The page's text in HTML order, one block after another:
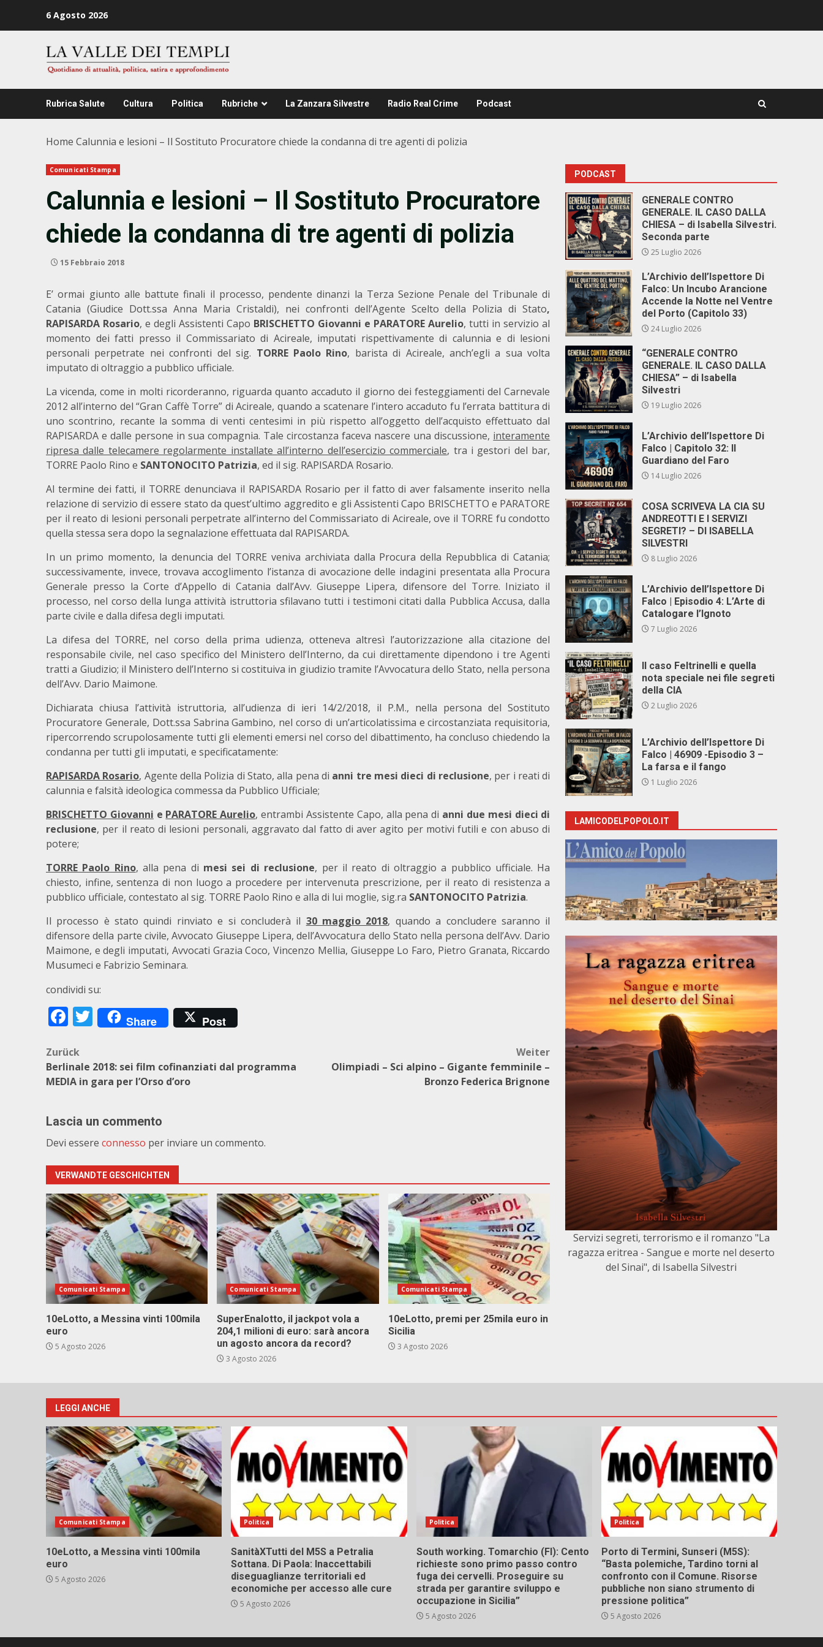
6 Agosto 2026
Rubrica Salute Cultura Politica Rubriche La Zanzara Silvestre Radio Real Crime Podcast
Home Calunnia e lesioni – Il Sostituto Procuratore chiede la condanna di tre agenti di polizia
Comunicati Stampa
Calunnia e lesioni – Il Sostituto Procuratore
chiede la condanna di tre agenti di polizia
15 Febbraio 2018
E’ ormai giunto alle battute finali il processo, pendente dinanzi la Terza Sezione Penale del Tribunale di
Catania (Giudice Dott.ssa Anna Maria Cristaldi), nei confronti dell’Agente Scelto della Polizia di Stato,
RAPISARDA Rosario, e degli Assistenti Capo BRISCHETTO Giovanni e PARATORE Aurelio, tutti in servizio al
momento dei fatti presso il Commissariato di Acireale, imputati rispettivamente di calunnia e di lesioni
personali perpetrate nei confronti del sig. TORRE Paolo Rino, barista di Acireale, anch’egli a sua volta
imputato di oltraggio a pubblico ufficiale.
La vicenda, come in molti ricorderanno, riguarda quanto accaduto il giorno dei festeggiamenti del Carnevale
2012 all’interno del “Gran Caffè Torre” di Acireale, quando a scatenare l’intero accaduto fu l’errata battitura di
uno scontrino, recante la somma di venti centesimi in più rispetto all’oggetto dell’acquisto effettuato dal
RAPISARDA e dalle persone in sua compagnia. Tale circostanza faceva nascere una discussione, interamente
ripresa dalle telecamere regolarmente installate all’interno dell’esercizio commerciale, tra i gestori del bar,
TORRE Paolo Rino e SANTONOCITO Patrizia, ed il sig. RAPISARDA Rosario.
Al termine dei fatti, il TORRE denunciava il RAPISARDA Rosario per il fatto di aver falsamente inserito nella
relazione di servizio di essere stato da quest’ultimo aggredito e gli Assistenti Capo BRISCHETTO e PARATORE
per il reato di lesioni personali perpetrate all’interno del Commissariato di Acireale, ove il TORRE fu condotto
quella stessa sera dopo la segnalazione effettuata dal RAPISARDA.
In un primo momento, la denuncia del TORRE veniva archiviata dalla Procura della Repubblica di Catania;
successivamente, invece, trovava accoglimento l’istanza di avocazione delle indagini presentata alla Procura
Generale presso la Corte d’Appello di Catania dall’Avv. Giuseppe Lipera, difensore del Torre. Iniziato il
processo, nel corso della lunga attività istruttoria sfilavano tutti i testimoni citati dalla Pubblica Accusa, dalla
parte civile e dalla difesa degli imputati.
La difesa del TORRE, nel corso della prima udienza, otteneva altresì l’autorizzazione alla citazione del
responsabile civile, nel caso specifico del Ministero dell’Interno, da cui direttamente dipendono i tre Agenti
tratti a Giudizio; il Ministero dell’Interno si costituiva in giudizio tramite l’Avvocatura dello Stato, nella persona
dell’Avv. Dario Maimone.
Dichiarata chiusa l’attività istruttoria, all’udienza di ieri 14/2/2018, il P.M., nella persona del Sostituto
Procuratore Generale, Dott.ssa Sabrina Gambino, nel corso di un’articolatissima e circostanziata requisitoria,
ripercorrendo scrupolosamente tutti gli elementi emersi nel corso del dibattimento, ha concluso chiedendo la
condanna per tutti gli imputati, e specificatamente:
RAPISARDA Rosario, Agente della Polizia di Stato, alla pena di anni tre mesi dieci di reclusione, per i reati di
calunnia e falsità ideologica commessa da Pubblico Ufficiale;
BRISCHETTO Giovanni e PARATORE Aurelio, entrambi Assistente Capo, alla pena di anni due mesi dieci di
reclusione, per il reato di lesioni personali, aggravato dal fatto di aver agito per motivi futili e con abuso di
potere;
TORRE Paolo Rino, alla pena di mesi sei di reclusione, per il reato di oltraggio a pubblico ufficiale. Ha
chiesto, infine, sentenza di non luogo a procedere per intervenuta prescrizione, per il reato di resistenza a
pubblico ufficiale, contestato al sig. TORRE Paolo Rino e alla di lui moglie, sig.ra SANTONOCITO Patrizia.
Il processo è stato quindi rinviato e si concluderà il 30 maggio 2018, quando a concludere saranno il
difensore della parte civile, Avvocato Giuseppe Lipera, dell’Avvocatura dello Stato nella persona dell’Avv. Dario
Maimone, e degli imputati, Avvocati Grazia Coco, Vincenzo Mellia, Giuseppe Lo Faro, Pietro Granata, Riccardo
Musumeci e Fabrizio Seminara.
condividi su:
Facebook
Twitter
Share Post
Beitragsnavigation
Zurück
Berlinale 2018: sei film cofinanziati dal programma
MEDIA in gara per l’Orso d’oro
Weiter
Olimpiadi – Sci alpino – Gigante femminile –
Bronzo Federica Brignone
Lascia un commento
Devi essere connesso per inviare un commento.
VERWANDTE GESCHICHTEN
Comunicati Stampa
10eLotto, a Messina vinti 100mila
euro
5 Agosto 2026
Comunicati Stampa
SuperEnalotto, il jackpot vola a
204,1 milioni di euro: sarà ancora
un agosto ancora da record?
3 Agosto 2026
Comunicati Stampa
10eLotto, premi per 25mila euro in
Sicilia
3 Agosto 2026
PODCAST
GENERALE CONTRO
GENERALE. IL CASO DALLA
CHIESA – di Isabella Silvestri.
Seconda parte
25 Luglio 2026
L’Archivio dell’Ispettore Di
Falco: Un Incubo Arancione
Accende la Notte nel Ventre
del Porto (Capitolo 33)
24 Luglio 2026
“GENERALE CONTRO
GENERALE. IL CASO DALLA
CHIESA” – di Isabella
Silvestri
19 Luglio 2026
L’Archivio dell’Ispettore Di
Falco | Capitolo 32: Il
Guardiano del Faro
14 Luglio 2026
COSA SCRIVEVA LA CIA SU
ANDREOTTI E I SERVIZI
SEGRETI? – DI ISABELLA
SILVESTRI
8 Luglio 2026
L’Archivio dell’Ispettore Di
Falco | Episodio 4: L’Arte di
Catalogare l’Ignoto
7 Luglio 2026
Il caso Feltrinelli e quella
nota speciale nei file segreti
della CIA
2 Luglio 2026
L’Archivio dell’Ispettore Di
Falco | 46909 -Episodio 3 –
La farsa e il fango
1 Luglio 2026
LAMICODELPOPOLO.IT
Servizi segreti, terrorismo e il romanzo "La
ragazza eritrea - Sangue e morte nel deserto
del Sinai", di Isabella Silvestri
LEGGI ANCHE
Comunicati Stampa
10eLotto, a Messina vinti 100mila
euro
5 Agosto 2026
Politica
SanitàXTutti del M5S a Petralia
Sottana. Di Paola: Inaccettabili
diseguaglianze territoriali ed
economiche per accesso alle cure
5 Agosto 2026
Politica
South working. Tomarchio (FI): Cento
richieste sono primo passo contro
fuga dei cervelli. Proseguire su
strada per garantire sviluppo e
occupazione in Sicilia”
5 Agosto 2026
Politica
Porto di Termini, Sunseri (M5S):
“Basta polemiche, Tardino torni al
confronto con il Comune. Risorse
pubbliche non siano strumento di
pressione politica”
5 Agosto 2026